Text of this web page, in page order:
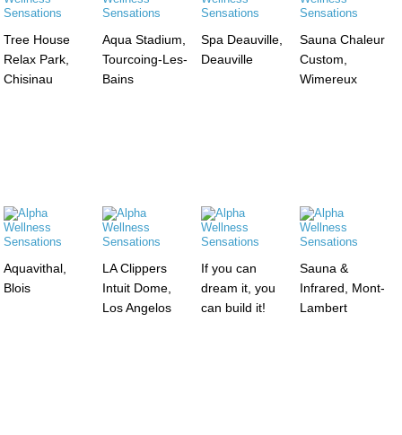
Tree House
Relax Park,
Chisinau
Aqua Stadium,
Tourcoing-Les-
Bains
Spa Deauville,
Deauville
Sauna Chaleur
Custom,
Wimereux
Aquavithal,
Blois
LA Clippers
Intuit Dome,
Los Angelos
If you can
dream it, you
can build it!
Sauna &
Infrared, Mont-
Lambert